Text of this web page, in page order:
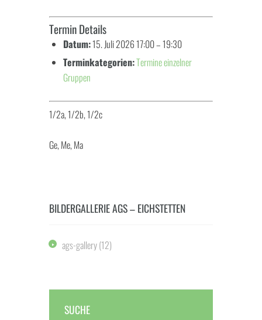
Termin Details
Datum:15. Juli 2026 17:00–19:30
Terminkategorien:Termine einzelner
Gruppen
1/2a, 1/2b, 1/2c
Ge, Me, Ma
BILDERGALLERIE AGS – EICHSTETTEN
ags-gallery(12)
SUCHE